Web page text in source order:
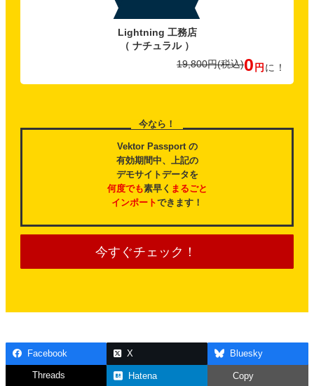
Lightning 工務店
（ ナチュラル ）
19,800円(税込)0 円 に！
今なら！
Vektor Passport の
有効期間中、上記の
デモサイトデータを
何度でも素早く まるごと
インポートできます！
今すぐチェック！
Facebook X Bluesky
Threads Hatena Copy